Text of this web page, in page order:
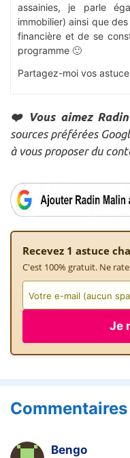
assainies, je parle
immobilier) ainsi que
financière et de se
programme 🙂
Partagez-moi vos
❤️ Vous aimez
sources préférées
à vous proposer du
Recevez 1 astuce
C'est 100% gratuit. Ne
Je
Commentaires
Bengo